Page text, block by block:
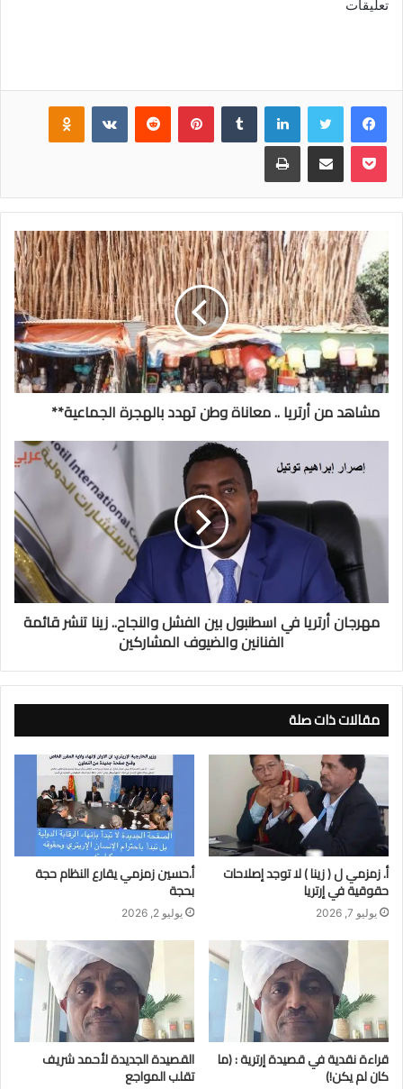
تعليقات
فيسبوك لينكدإن بينتيريست
بوكيت
مشاهد من أرتريا .. معاناة وطن تهدد بالهجرة الجماعية**
مهرجان أرتريا في اسطنبول بين الفشل والنجاح.. زينا تنشر قائمة
الفنانين والضيوف المشاركين
مقالات ذات صلة
أ. زمزمي ل ( زينا ) لا توجد إصلاحات
حقوقية في إرتريا
يوليو 7, 2026
أ.حسين زمزمي يقارع النظام حجة
بحجة
يوليو 2, 2026
قراءة نقدية في قصيدة إرترية : (ما
كان لم يكن!)
القصيدة الجديدة لأحمد شريف
تقلب المواجع